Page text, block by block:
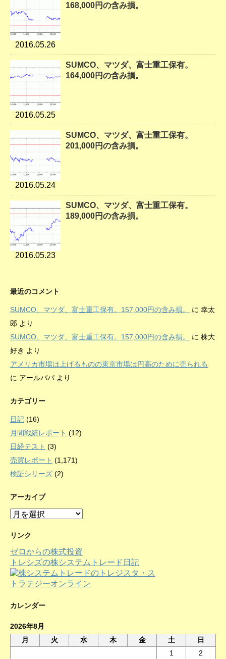
2016.05.26
168,000円の含み損。
2016.05.25
SUMCO、マツダ、富士重工保有。
164,000円の含み損。
2016.05.24
SUMCO、マツダ、富士重工保有。
201,000円の含み損。
2016.05.23
SUMCO、マツダ、富士重工保有。
189,000円の含み損。
最近のコメント
SUMCO、マツダ、富士重工保有。157,000円の含み損。 に 幸太
郎 より
SUMCO、マツダ、富士重工保有。157,000円の含み損。
に 株大
好き より
アメリカ市場は上げるものの東京市場は円高のために売られる
に アールパパ より
カテゴリー
日記 (16)
月間戦績レポート (12)
日経テスト (3)
売買レポート (1,171)
検証シリーズ (2)
アーカイブ
ア
カ
ブ
リンク
ゼロからの株式投資
トレシズの株システムトレード日記
カレンダー
2026年8月
月
火 水 木 金 土
日
1
2